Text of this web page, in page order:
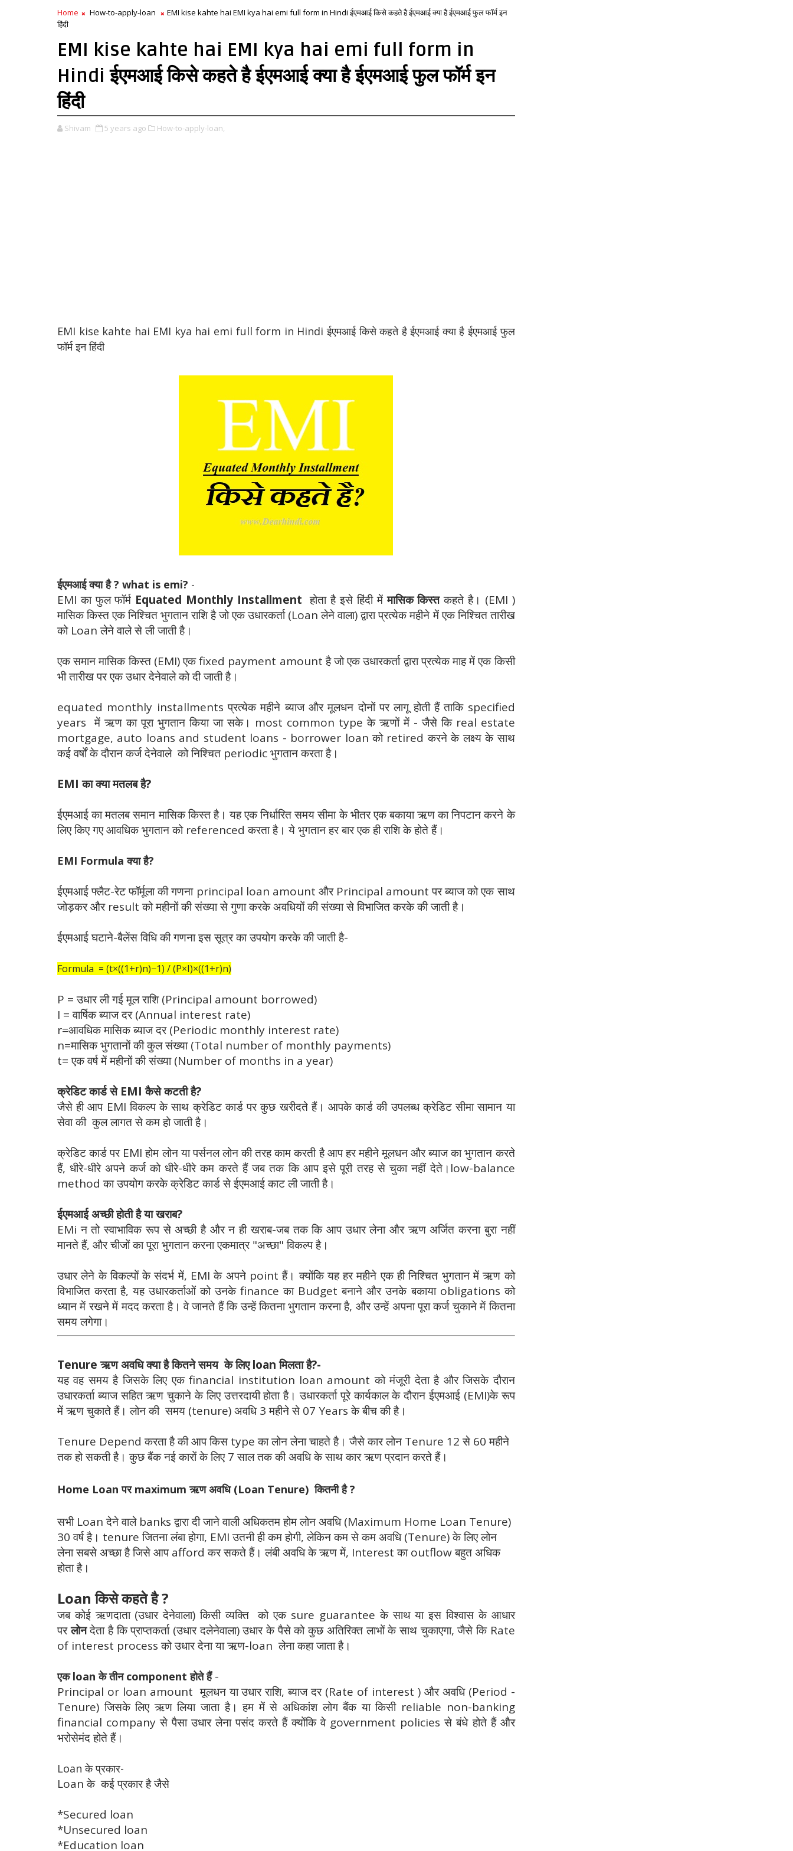
Home How-to-apply-loan
EMI kise kahte hai EMI kya hai emi full form in Hindi ईएमआई किसे कहते है ईएमआई क्या है ईएमआई फुल फॉर्म इन
हिंदी
EMI kise kahte hai EMI kya hai emi full form in
Hindi ईएमआई किसे कहते है ईएमआई क्या है ईएमआई फुल फॉर्म इन
हिंदी
Shivam 5 years ago How-to-apply-loan,
EMI kise kahte hai EMI kya hai emi full form in Hindi ईएमआई किसे कहते है ईएमआई क्या है ईएमआई फुल
फॉर्म इन हिंदी
ईएमआई क्या है ? what is emi? -
EMI का फुल फॉर्म Equated Monthly Installment होता है इसे हिंदी मेंमासिक किस्तकहते है। (EMI )
मासिक किस्त एक निश्चित भुगतान राशि है जो एक उधारकर्ता (Loan लेने वाला) द्वारा प्रत्येक महीने में एक निश्चित तारीख
को Loan लेने वाले से ली जाती है।
एक समान मासिक किस्त (EMI) एक fixed payment amount है जो एक उधारकर्ता द्वारा प्रत्येक माह में एक किसी
भी तारीख पर एक उधार देनेवाले को दी जाती है।
equated monthly installments प्रत्येक महीने ब्याज और मूलधन दोनों पर लागू होती हैं ताकि specified
years में ऋण का पूरा भुगतान किया जा सके। most common type के ऋणों में - जैसे कि real estate
mortgage, auto loans and student loans - borrower loan को retired करने के लक्ष्य के साथ
कई वर्षों के दौरान कर्ज देनेवाले को निश्चित periodic भुगतान करता है।
EMI का क्या मतलब है?
ईएमआई का मतलब समान मासिक किस्त है। यह एक निर्धारित समय सीमा के भीतर एक बकाया ऋण का निपटान करने के
लिए किए गए आवधिक भुगतान को referenced करता है। ये भुगतान हर बार एक ही राशि के होते हैं।
EMI Formula क्या है?
ईएमआई फ्लैट-रेट फॉर्मूला की गणना principal loan amount और Principal amount पर ब्याज को एक साथ
जोड़कर और result को महीनों की संख्या से गुणा करके अवधियों की संख्या से विभाजित करके की जाती है।
ईएमआई घटाने-बैलेंस विधि की गणना इस सूत्र का उपयोग करके की जाती है-
Formula = (t×((1+r)n)−1) / (P×I)×((1+r)n)
P = उधार ली गई मूल राशि (Principal amount borrowed)
I = वार्षिक ब्याज दर (Annual interest rate)
r=आवधिक मासिक ब्याज दर (Periodic monthly interest rate)
n=मासिक भुगतानों की कुल संख्या (Total number of monthly payments)
t= एक वर्ष में महीनों की संख्या (Number of months in a year)
क्रेडिट कार्ड से EMI कैसे कटती है?
जैसे ही आप EMI विकल्प के साथ क्रेडिट कार्ड पर कुछ खरीदते हैं। आपके कार्ड की उपलब्ध क्रेडिट सीमा सामान या
सेवा की कुल लागत से कम हो जाती है।
क्रेडिट कार्ड पर EMI होम लोन या पर्सनल लोन की तरह काम करती है आप हर महीने मूलधन और ब्याज का भुगतान करते
हैं, धीरे-धीरे अपने कर्ज को धीरे-धीरे कम करते हैं जब तक कि आप इसे पूरी तरह से चुका नहीं देते।low-balance
method का उपयोग करके क्रेडिट कार्ड से ईएमआई काट ली जाती है।
ईएमआई अच्छी होती है या खराब?
EMi न तो स्वाभाविक रूप से अच्छी है और न ही खराब-जब तक कि आप उधार लेना और ऋण अर्जित करना बुरा नहीं
मानते हैं, और चीजों का पूरा भुगतान करना एकमात्र "अच्छा" विकल्प है।
उधार लेने के विकल्पों के संदर्भ में, EMI के अपने point हैं। क्योंकि यह हर महीने एक ही निश्चित भुगतान में ऋण को
विभाजित करता है, यह उधारकर्ताओं को उनके finance का Budget बनाने और उनके बकाया obligations को
ध्यान में रखने में मदद करता है। वे जानते हैं कि उन्हें कितना भुगतान करना है, और उन्हें अपना पूरा कर्ज चुकाने में कितना
समय लगेगा।
Tenure ऋण अवधि क्या है कितने समय के लिए loan मिलता है?-
यह वह समय है जिसके लिए एक financial institution loan amount को मंजूरी देता है और जिसके दौरान
उधारकर्ता ब्याज सहित ऋण चुकाने के लिए उत्तरदायी होता है। उधारकर्ता पूरे कार्यकाल के दौरान ईएमआई (EMI)के रूप
में ऋण चुकाते हैं। लोन की समय (tenure) अवधि 3 महीने से 07 Years के बीच की है।
Tenure Depend करता है की आप किस type का लोन लेना चाहते है। जैसे कार लोन Tenure 12 से 60 महीने
तक हो सकती है। कुछ बैंक नई कारों के लिए 7 साल तक की अवधि के साथ कार ऋण प्रदान करते हैं।
Home Loan पर maximum ऋण अवधि (Loan Tenure) कितनी है ?
सभी Loan देने वाले banks द्वारा दी जाने वाली अधिकतम होम लोन अवधि (Maximum Home Loan Tenure)
30 वर्ष है। tenure जितना लंबा होगा, EMI उतनी ही कम होगी, लेकिन कम से कम अवधि (Tenure) के लिए लोन
लेना सबसे अच्छा है जिसे आप afford कर सकते हैं। लंबी अवधि के ऋण में, Interest का outflow बहुत अधिक
होता है।
Loan किसे कहते है ?
जब कोई ऋणदाता (उधार देनेवाला) किसी व्यक्ति को एक sure guarantee के साथ या इस विश्वास के आधार
परलोनदेता है कि प्राप्तकर्ता (उधार दलेनेवाला) उधार के पैसे को कुछ अतिरिक्त लाभों के साथ चुकाएगा, जैसे कि Rate
of interest process को उधार देना या ऋण-loan लेना कहा जाता है।
एक loan के तीन component होते हैं-
Principal or loan amount मूलधन या उधार राशि, ब्याज दर (Rate of interest ) और अवधि (Period -
Tenure) जिसके लिए ऋण लिया जाता है। हम में से अधिकांश लोग बैंक या किसी reliable non-banking
financial company से पैसा उधार लेना पसंद करते हैं क्योंकि वे government policies से बंधे होते हैं और
भरोसेमंद होते हैं।
Loan के प्रकार-
Loan के कई प्रकार है जैसे
*Secured loan
*Unsecured loan
*Education loan